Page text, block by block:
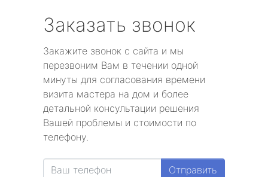
Заказать звонок
Закажите звонок с сайта и мы
перезвоним Вам в течении одной
минуты для согласования времени
визита мастера на дом и более
детальной консультации решения
Вашей проблемы и стоимости по
телефону.
Отправить